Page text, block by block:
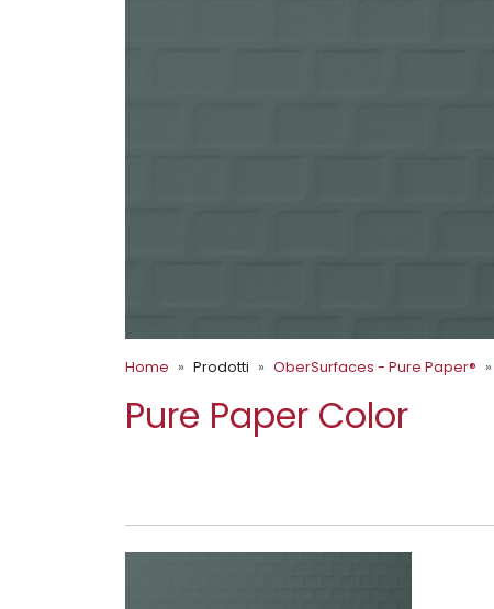
Home Prodotti OberSurfaces - Pure Paper®
Pure Paper Color